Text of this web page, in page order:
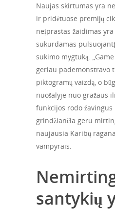
Naujas skirtumas yra
ir pridėtuose premijų
neįprastas žaidimas yra
sukurdamas
sukimo mygtuką.
geriau pademonstravo
piktogramų vaizdą, o
nuošalyje nuo gražaus
funkcijos rodo žavingus
grindžiančia geru
naujausia Karibų
vampyrais.
santykių